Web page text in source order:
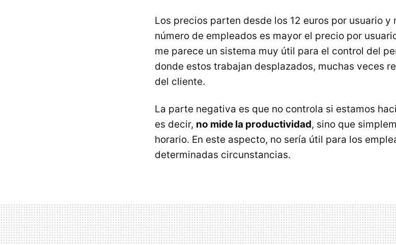
Los precios parten desde los 12 euros por usuario y
número de empleados es mayor el precio por
me parece un sistema muy útil para el control del
donde estos trabajan desplazados, muchas veces
del cliente.
La parte negativa es que no controla si estamos
es decir, no mide la productividad, sino que
horario. En este aspecto, no sería útil para los
determinadas circunstancias.